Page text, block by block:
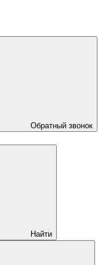
Обратный звонок
Найти